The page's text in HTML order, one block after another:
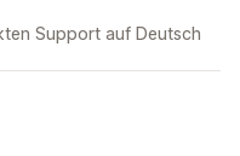
Support auf Deutsch